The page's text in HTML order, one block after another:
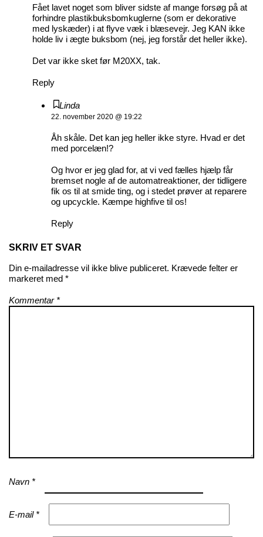
Fået lavet noget som bliver sidste af mange forsøg på at
forhindre plastikbuksbomkuglerne (som er dekorative
med lyskæder) i at flyve væk i blæsevejr. Jeg KAN ikke
holde liv i ægte buksbom (nej, jeg forstår det heller ikke).
Det var ikke sket før M20XX, tak.
Reply
Linda
22. november 2020 @ 19:22
Åh skåle. Det kan jeg heller ikke styre. Hvad er det
med porcelæn!?
Og hvor er jeg glad for, at vi ved fælles hjælp får
bremset nogle af de automatreaktioner, der tidligere
fik os til at smide ting, og i stedet prøver at reparere
og upcyckle. Kæmpe highfive til os!
Reply
SKRIV ET SVAR
Din e-mailadresse vil ikke blive publiceret. Krævede felter er
markeret med *
Kommentar *
Navn *
E-mail *